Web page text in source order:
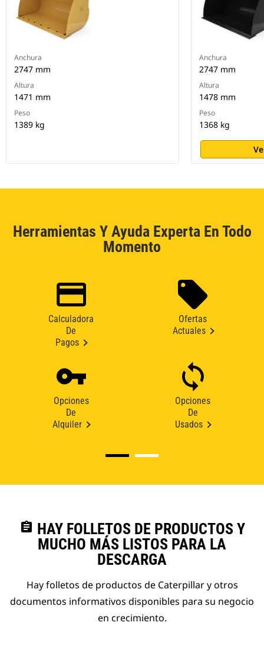
Anchura
2747 mm
Altura
1471 mm
Peso
1389 kg
Anchura
2747 mm
Altura
1478 mm
Peso
1368 kg
Herramientas Y Ayuda Experta En Todo
Momento
Calculadora
De
Pagos
Ofertas
Actuales
Opciones
De
Alquiler
Opciones
De
Usados
assignment HAY FOLLETOS DE PRODUCTOS Y
MUCHO MÁS LISTOS PARA LA
DESCARGA
Hay folletos de productos de Caterpillar y otros
documentos informativos disponibles para su negocio
en crecimiento.